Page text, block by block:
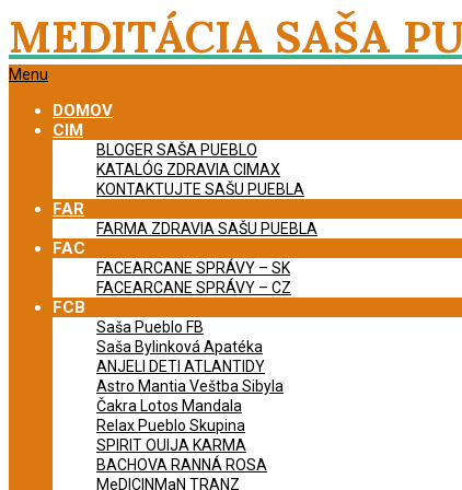
Skip
to
content
MEDITÁCIA SAŠA
Primary
Menu
Menu
DOMOV
CIM
BLOGER SAŠA PUEBLO
KATALÓG ZDRAVIA CIMAX
KONTAKTUJTE SAŠU PUEBLA
FAR
FARMA ZDRAVIA SAŠU PUEBLA
FAC
FACEARCANE SPRÁVY – SK
FACEARCANE SPRÁVY – CZ
FCB
Saša Pueblo FB
Saša Bylinková Apatéka
ANJELI DETI ATLANTIDY
Astro Mantia Veštba Sibyla
Čakra Lotos Mandala
Relax Pueblo Skupina
SPIRIT OUIJA KARMA
BACHOVA RANNÁ ROSA
MeDICINMaN TRANZ